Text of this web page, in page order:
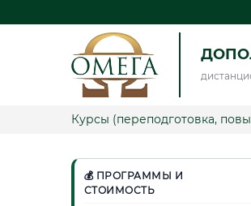
Курсы (переподготовка,
💰 ПРОГРАММЫ И
СТОИМОСТЬ